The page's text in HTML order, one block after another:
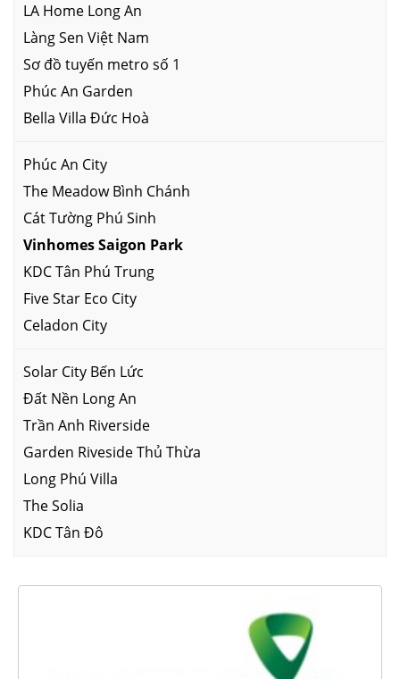
LA Home Long An
Làng Sen Việt Nam
Sơ đồ tuyến metro số 1
Phúc An Garden
Bella Villa Đức Hoà
Phúc An City
The Meadow Bình Chánh
Cát Tường Phú Sinh
Vinhomes Saigon Park
KDC Tân Phú Trung
Five Star Eco City
Celadon City
Solar City Bến Lức
Đất Nền Long An
Trần Anh Riverside
Garden Riveside Thủ Thừa
Long Phú Villa
The Solia
KDC Tân Đô